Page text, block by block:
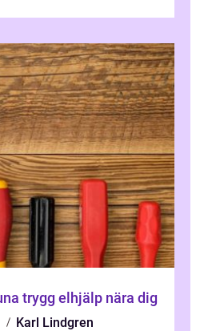
Elektriker sigtuna trygg elhjälp nära dig
Karl Lindgren